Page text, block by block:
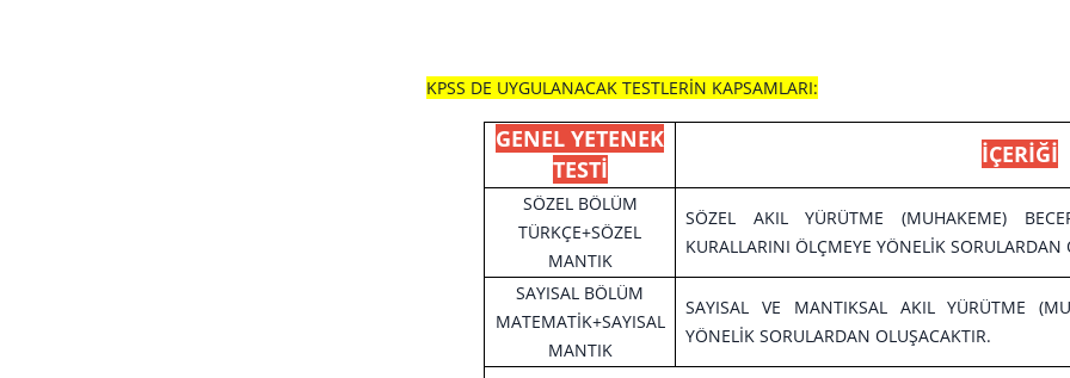
KPSS DE UYGULANACAK TESTLERİN KAPSAMLARI:
GENEL YETENEK
TESTİ
İÇERİĞİ
SÖZEL BÖLÜM
TÜRKÇE+SÖZEL
MANTIK
SÖZEL AKIL YÜRÜTME (MUHAKEME)
KURALLARINI ÖLÇMEYE YÖNELİK SORULARDAN
SAYISAL BÖLÜM
MATEMATİK+SAYISAL
MANTIK
SAYISAL VE MANTIKSAL AKIL YÜRÜTME
YÖNELİK SORULARDAN OLUŞACAKTIR.